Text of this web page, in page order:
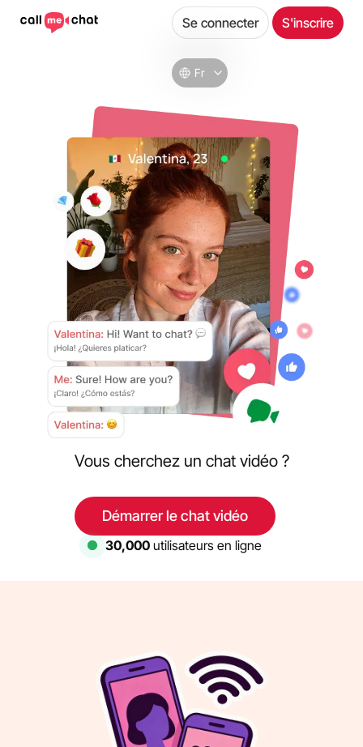
Fr
Se connecter S'inscrire
Vous cherchez un chat vidéo ?
Démarrer le chat vidéo
30,487utilisateurs en ligne